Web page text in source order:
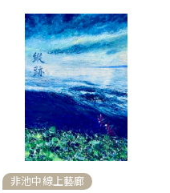
非池中線上藝廊